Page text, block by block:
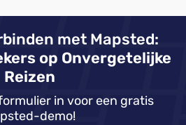
met Mapsted:
op Onvergetelijke
Reizen
in voor een gratis
demo!